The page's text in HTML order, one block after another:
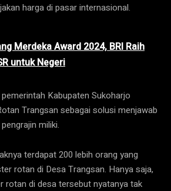
harga di pasar internasional.
Merdeka Award 2024, BRI Raih
untuk Negeri
Kabupaten Sukoharjo
Trangsan sebagai solusi menjawab
miliki.
terdapat 200 lebih orang yang
rotan di Desa Trangsan. Hanya saja,
rotan di desa tersebut nyatanya tak